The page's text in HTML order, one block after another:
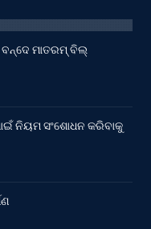
ବନ୍ଦେ ମାତରମ୍‌ ବିଲ୍‌
ନିୟମ ସଂଶୋଧନ କରିବାକୁ